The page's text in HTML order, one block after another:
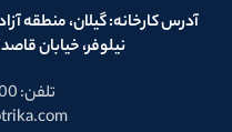
نیلوفر، خیابان قاصدک، پلاک
تلفن: 66712000-021